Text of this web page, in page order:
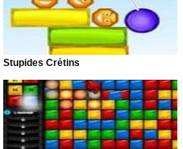
Stupides Crétins